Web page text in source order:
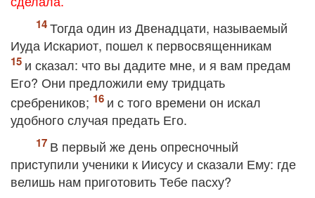
Тогда один из Двенадцати, называемый
Иуда Искариот, пошел к первосвященникам
и сказал: что вы дадите мне, и я вам предам
Его? Они предложили ему тридцать
сребреников;
и с того времени он искал
удобного случая предать Его.
В первый же день опресночный
приступили ученики к Иисусу и сказали Ему: где
велишь нам приготовить Тебе пасху?